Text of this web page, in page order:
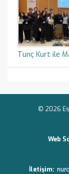
Tunç Kurt ile
© 2026
Web
İletişim: